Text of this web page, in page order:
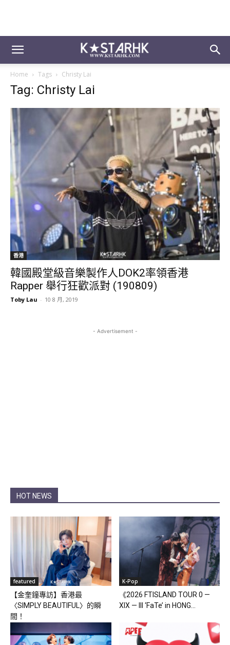
Home Tags Christy Lai
Tag: Christy Lai
香港
韓國殿堂級音樂製作人DOK2率領香港
Rapper 舉行狂歡派對 (190809)
Toby Lau - 10 8 月, 2019
- Advertisement -
HOT NEWS
featured
【金奎鐘專訪】香港最
〈SIMPLY BEAUTIFUL〉的瞬
間！
K-Pop
《2026 FTISLAND TOUR 0 —
XIX — III ‘FaTe’ in HONG...